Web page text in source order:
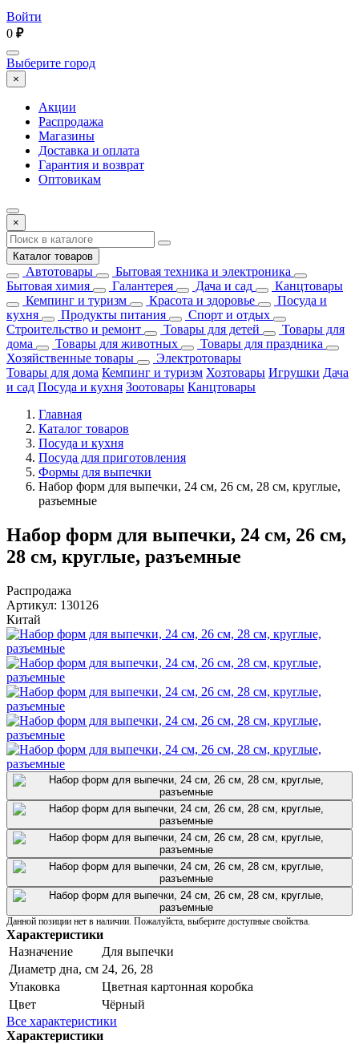
Войти
0 ₽
Выберите город
×
Акции
Распродажа
Магазины
Доставка и оплата
Гарантия и возврат
Оптовикам
×
Каталог товаров
Автотовары
Бытовая техника и электроника
Бытовая химия
Галантерея Дача и сад
Канцтовары
Кемпинг и туризм
Красота и здоровье
Посуда и
кухня
Продукты питания
Спорт и отдых
Строительство и ремонт
Товары для детей
Товары для
дома
Товары для животных
Товары для праздника
Хозяйственные товары
Электротовары
Товары для дома Кемпинг и туризм Хозтовары Игрушки Дача
и сад Посуда и кухня Зоотовары Канцтовары
Главная
Каталог товаров
Посуда и кухня
Посуда для приготовления
Формы для выпечки
Набор форм для выпечки, 24 см, 26 см, 28 см, круглые,
разъемные
Набор форм для выпечки, 24 см, 26 см,
28 см, круглые, разъемные
Распродажа
Артикул: 130126
Китай
Данной позиции нет в наличии. Пожалуйста, выберите доступные свойства.
Характеристики
Назначение
Для выпечки
Диаметр дна, см 24, 26, 28
Упаковка
Цветная картонная коробка
Цвет
Чёрный
Все характеристики
Характеристики